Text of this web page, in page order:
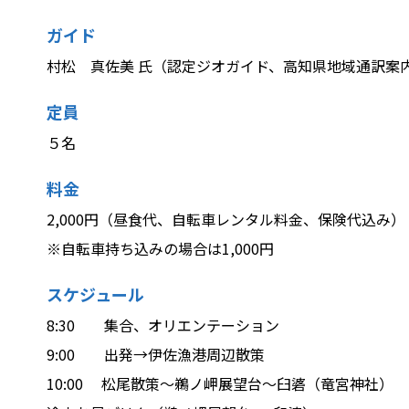
ガイド
村松 真佐美 氏（認定ジオガイド、高知県地域通訳案
定員
５名
料金
2,000円（昼食代、自転車レンタル料金、保険代込み）
※自転車持ち込みの場合は1,000円
スケジュール
8:30 集合、オリエンテーション
9:00 出発→伊佐漁港周辺散策
10:00 松尾散策〜鵜ノ岬展望台〜臼碆（竜宮神社）